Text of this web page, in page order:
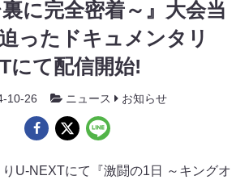
に完全密着～』大会当
ったドキュメンタリ
にて配信開始!
10-26 ニュース お知らせ
U-NEXTにて『激闘の1日 ～キングオ